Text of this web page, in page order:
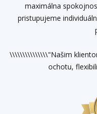
maximálna
pristupujeme
\\\\\\\\\\\\\\\"Našim
ochotu,